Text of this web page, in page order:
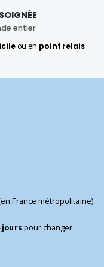
entier
ou en point relais
France métropolitaine)
jours pour changer